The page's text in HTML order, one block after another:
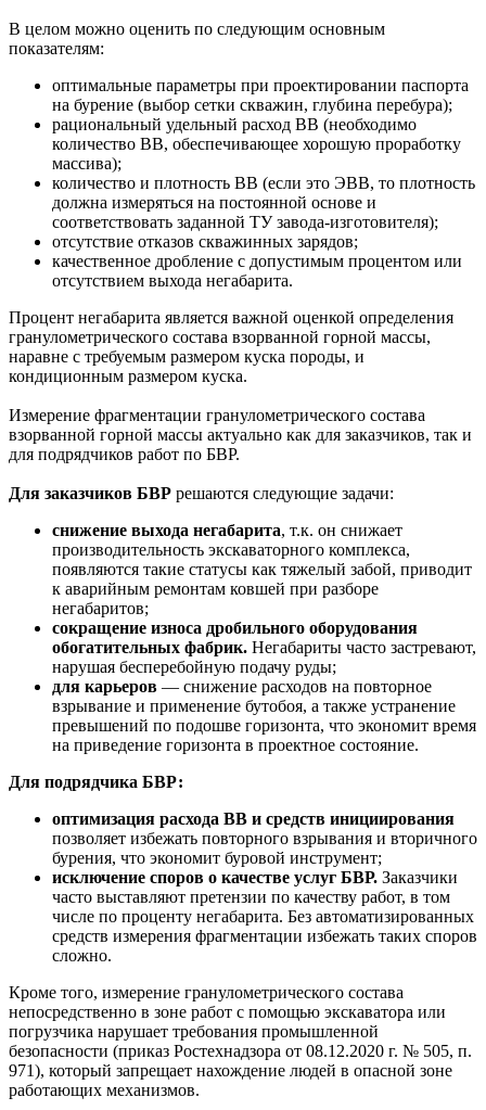
В целом можно оценить по следующим основным
показателям:
оптимальные параметры при проектировании паспорта
на бурение (выбор сетки скважин, глубина перебура);
рациональный удельный расход ВВ (необходимо
количество ВВ, обеспечивающее хорошую проработку
массива);
количество и плотность ВВ (если это ЭВВ, то плотность
должна измеряться на постоянной основе и
соответствовать заданной ТУ завода-изготовителя);
отсутствие отказов скважинных зарядов;
качественное дробление с допустимым процентом или
отсутствием выхода негабарита.
Процент негабарита является важной оценкой определения
гранулометрического состава взорванной горной массы,
наравне с требуемым размером куска породы, и
кондиционным размером куска.
Измерение фрагментации гранулометрического состава
взорванной горной массы актуально как для заказчиков, так и
для подрядчиков работ по БВР.
Для заказчиков БВР решаются следующие задачи:
снижение выхода негабарита, т.к. он снижает
производительность экскаваторного комплекса,
появляются такие статусы как тяжелый забой, приводит
к аварийным ремонтам ковшей при разборе
негабаритов;
сокращение износа дробильного оборудования
обогатительных фабрик. Негабариты часто застревают,
нарушая бесперебойную подачу руды;
для карьеров — снижение расходов на повторное
взрывание и применение бутобоя, а также устранение
превышений по подошве горизонта, что экономит время
на приведение горизонта в проектное состояние.
Для подрядчика БВР:
оптимизация расхода ВВ и средств инициирования
позволяет избежать повторного взрывания и вторичного
бурения, что экономит буровой инструмент;
исключение споров о качестве услуг БВР. Заказчики
часто выставляют претензии по качеству работ, в том
числе по проценту негабарита. Без автоматизированных
средств измерения фрагментации избежать таких споров
сложно.
Кроме того, измерение гранулометрического состава
непосредственно в зоне работ с помощью экскаватора или
погрузчика нарушает требования промышленной
безопасности (приказ Ростехнадзора от 08.12.2020 г. № 505, п.
971), который запрещает нахождение людей в опасной зоне
работающих механизмов.